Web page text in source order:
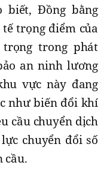
biết, Đồng bằng
trọng điểm của
trong phát
an ninh lương
vực này đang
như biến đổi khí
cầu chuyển dịch
chuyển đổi số
cầu.